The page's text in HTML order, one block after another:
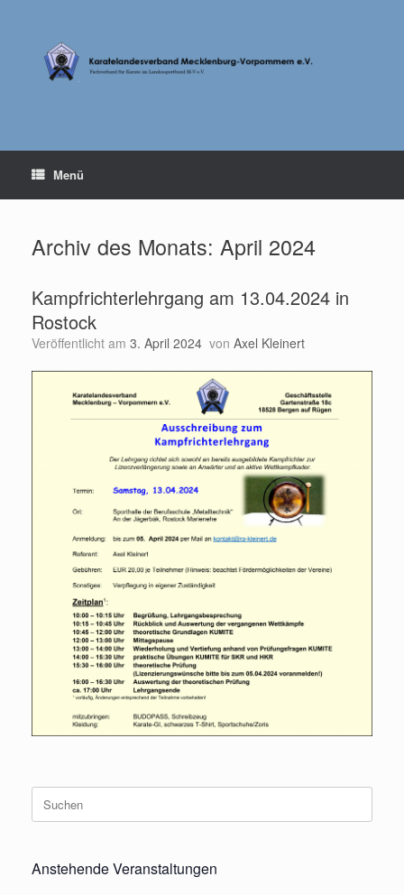
Menü
Archiv des Monats: April 2024
Kampfrichterlehrgang am 13.04.2024 in
Rostock
Veröffentlicht am 3. April 2024 von Axel Kleinert
Suche
nach:
Anstehende Veranstaltungen